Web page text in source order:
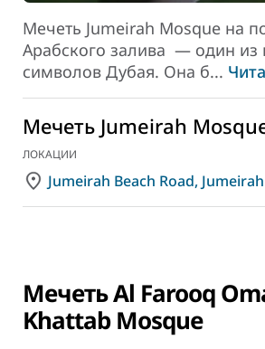
Мечеть Jumeirah Mosque на
Арабского залива — один из
символов Дубая. Она б...
Мечеть Jumeirah
ЛОКАЦИИ
Jumeirah Beach Road,
Мечеть Al Farooq
Khattab Mosque